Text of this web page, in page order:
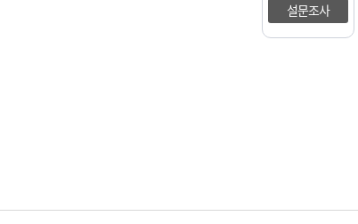
설문조사